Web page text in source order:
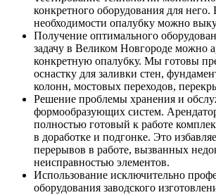
конкретного оборудования для
необходимости опалубку можно
Получение оптимального
задачу в Великом Новгороде можно
конкретную опалубку. Мы готовы
оснастку для заливки стен,
колонн, мостовых переходов,
Решение проблемы хранения и
формообразующих систем.
полностью готовый к работе
в доработке и подгонке. Это
перерывов в работе, вызванных
неисправностью элементов.
Использование исключительно
оборудования заводского